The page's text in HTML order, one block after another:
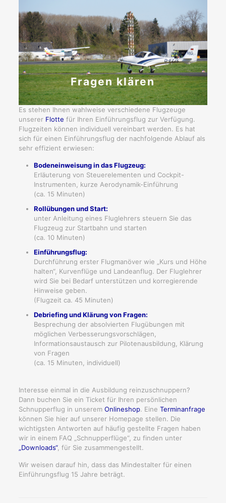
Fragen klären
Es stehen Ihnen wahlweise verschiedene Flugzeuge
unserer Flotte für Ihren Einführungsflug zur Verfügung.
Flugzeiten können individuell vereinbart werden. Es hat
sich für einen Einführungsflug der nachfolgende Ablauf als
sehr effizient erwiesen:
Bodeneinweisung in das Flugzeug:
Erläuterung von Steuerelementen und Cockpit-
Instrumenten, kurze Aerodynamik-Einführung
(ca. 15 Minuten)
Rollübungen und Start:
unter Anleitung eines Fluglehrers steuern Sie das
Flugzeug zur Start­bahn und starten
(ca. 10 Minuten)
Einführungsflug:
Durchführung erster Flugmanöver wie „Kurs und Höhe
halten“, Kurvenflüge und Landeanflug. Der Fluglehrer
wird Sie bei Bedarf unterstützen und korregierende
Hinweise geben.
(Flugzeit ca. 45 Minuten)
Debriefing und Klärung von Fragen:
Besprechung der absolvierten Flugübungen mit
möglichen Verbesserungsvorschlägen,
Informationsaustausch zur Pilotenausbildung, Klärung
von Fragen
(ca. 15 Minuten, individuell)
Interesse einmal in die Ausbildung reinzuschnuppern?
Dann buchen Sie ein Ticket für Ihren persönlichen
Schnupperflug in unserem Onlineshop. Eine Terminanfrage
können Sie hier auf unserer Homepage stellen. Die
wichtigsten Antworten auf häufig gestellte Fragen haben
wir in einem FAQ „Schnupperflüge“, zu finden unter
„Downloads“, für Sie zusammengestellt.
Wir weisen darauf hin, dass das Mindestalter für einen
Einführungsflug 15 Jahre beträgt.